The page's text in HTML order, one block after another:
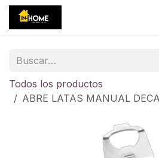
Ir al contenido
Todos los productos
ABRE LATAS MANUAL